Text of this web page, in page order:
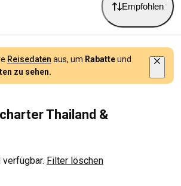
Empfohlen
Reisedaten aus, um Rabatteund
zu sehen.
Thailand &
verfügbar. Filter löschen